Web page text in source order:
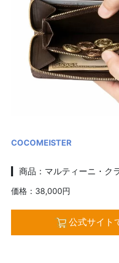
COCOMEISTER
商品：マルティーニ・ク
価格：38,000円
公式サイト